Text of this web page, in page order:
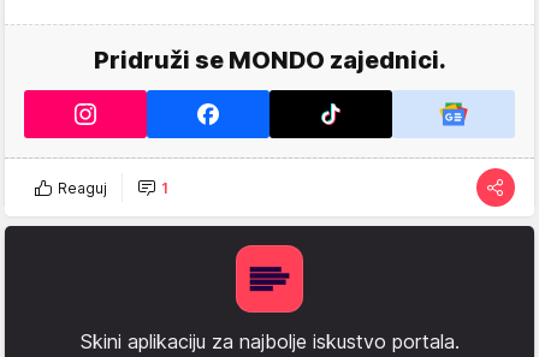
Pridruži se MONDO zajednici.
Reaguj 1
Skini aplikaciju za najbolje iskustvo portala.